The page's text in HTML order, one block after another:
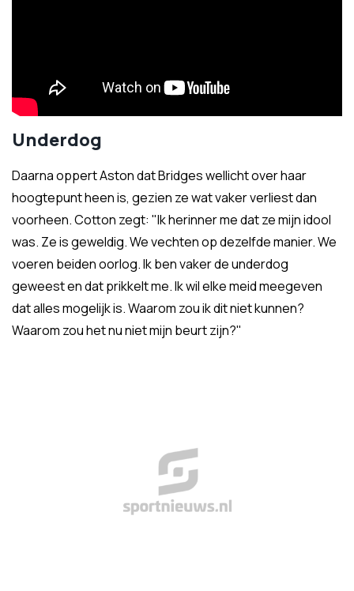
Underdog
Daarna oppert Aston dat Bridges wellicht over haar
hoogtepunt heen is, gezien ze wat vaker verliest dan
voorheen. Cotton zegt: "Ik herinner me dat ze mijn idool
was. Ze is geweldig. We vechten op dezelfde manier. We
voeren beiden oorlog. Ik ben vaker de underdog
geweest en dat prikkelt me. Ik wil elke meid meegeven
dat alles mogelijk is. Waarom zou ik dit niet kunnen?
Waarom zou het nu niet mijn beurt zijn?"